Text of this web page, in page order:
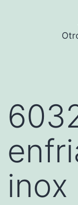
inox